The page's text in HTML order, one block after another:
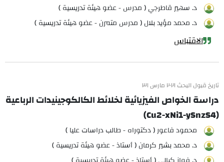
د. سهير قاطرجي ( مدرس - عضو هيئة تدريسية )
د. محمد مؤيد بلال ( مدرس متمرن - عضو هيئة تدريسية )
الاقتباس
تاريخ قبول البحث ٢٠٢١ مارس ٣١
دراسة الخواص الفيزيائية لخلائط الكالكوجينيدات الرباعية
(Cu2-xNi1-ySnzS4)
محمود فاعور ( دكتوراه - طالب دراسات عليا )
د. محمد بشير كرمان ( أستاذ - عضو هيئة تدريسية )